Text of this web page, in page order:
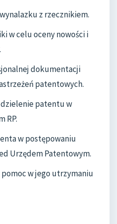
z rzecznikiem.
w celu oceny nowości i
dokumentacji
patentowych.
patentu w
RP.
w postępowaniu
Urzędem Patentowym.
w jego utrzymaniu